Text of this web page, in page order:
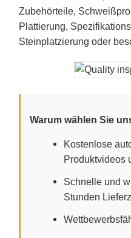
Zubehörteile,
Plattierung,
Steinplatzierung oder
Warum wählen Sie
Kostenlose
Produktvideos
Schnelle und
Stunden